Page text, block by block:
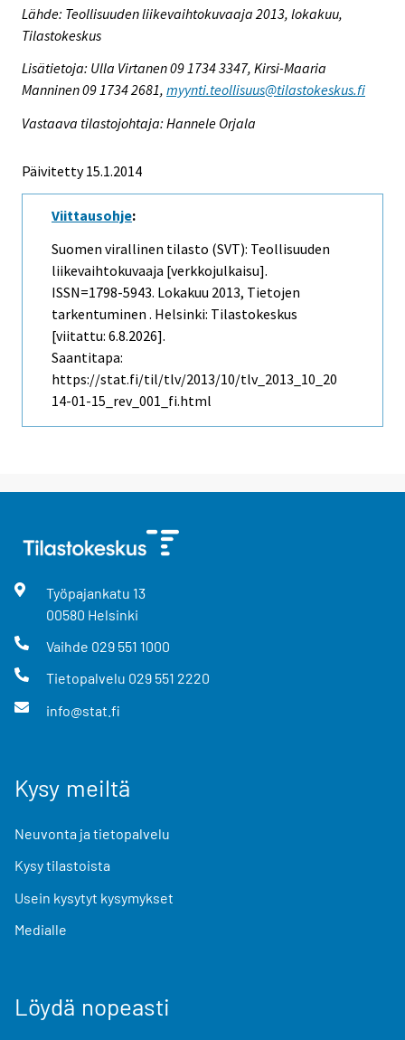
Lähde: Teollisuuden liikevaihtokuvaaja 2013, lokakuu,
Tilastokeskus
Lisätietoja: Ulla Virtanen 09 1734 3347, Kirsi-Maaria
Manninen 09 1734 2681, myynti.teollisuus@tilastokeskus.fi
Vastaava tilastojohtaja: Hannele Orjala
Päivitetty 15.1.2014
Viittausohje:
Suomen virallinen tilasto (SVT): Teollisuuden
liikevaihtokuvaaja [verkkojulkaisu].
ISSN=1798-5943. Lokakuu 2013, Tietojen
tarkentuminen . Helsinki: Tilastokeskus
[viitattu: 6.8.2026].
Saantitapa:
https://stat.fi/til/tlv/2013/10/tlv_2013_10_20
14-01-15_rev_001_fi.html
Työpajankatu 13
00580 Helsinki
Vaihde 029 551 1000
Tietopalvelu 029 551 2220
info@stat.fi
Kysy meiltä
Neuvonta ja tietopalvelu
Kysy tilastoista
Usein kysytyt kysymykset
Medialle
Löydä nopeasti